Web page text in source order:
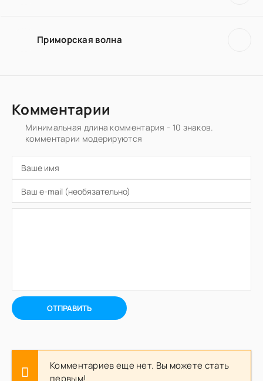
Приморская волна
Комментарии
Минимальная длина комментария - 10 знаков.
комментарии модерируются
ОТПРАВИТЬ
Комментариев еще нет. Вы можете стать
первым!